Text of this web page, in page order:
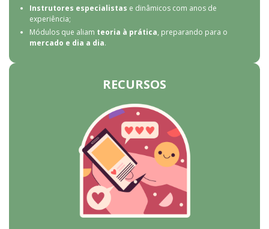
Instrutores especialistas e dinâmicos com anos de
experiência;
Módulos que aliam teoria à prática, preparando para o
mercado e dia a dia.
RECURSOS